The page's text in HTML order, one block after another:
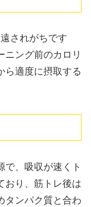
されがちです
ニング前のカロリ
ら適度に摂取する
で、吸収が速くト
おり、筋トレ後は
タンパク質と合わ